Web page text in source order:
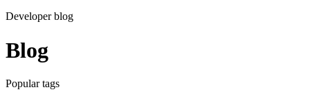
Developer blog
Blog
Popular tags